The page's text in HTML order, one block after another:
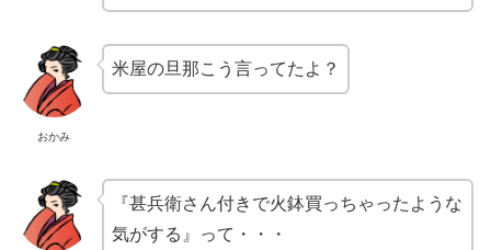
おかみ
米屋の旦那こう言ってたよ？
『甚兵衛さん付きで火鉢買っちゃったような
気がする』って・・・